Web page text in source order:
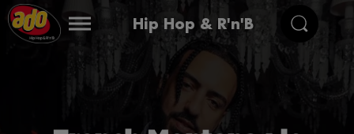
Hip Hop & R'n'B